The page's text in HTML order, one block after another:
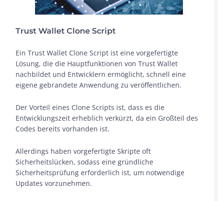
Trust Wallet Clone Script
Ein Trust Wallet Clone Script ist eine vorgefertigte
Lösung, die die Hauptfunktionen von Trust Wallet
nachbildet und Entwicklern ermöglicht, schnell eine
eigene gebrandete Anwendung zu veröffentlichen.
Der Vorteil eines Clone Scripts ist, dass es die
Entwicklungszeit erheblich verkürzt, da ein Großteil des
Codes bereits vorhanden ist.
Allerdings haben vorgefertigte Skripte oft
Sicherheitslücken, sodass eine gründliche
Sicherheitsprüfung erforderlich ist, um notwendige
Updates vorzunehmen.